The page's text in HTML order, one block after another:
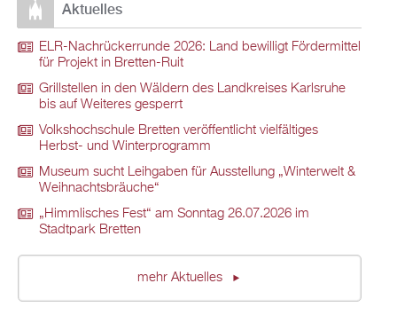
Aktuelles
ELR-Nachrückerrunde 2026: Land bewilligt Fördermittel
für Projekt in Bretten-Ruit
Grillstellen in den Wäldern des Landkreises Karlsruhe
bis auf Weiteres gesperrt
Volkshochschule Bretten veröffentlicht vielfältiges
Herbst- und Winterprogramm
Museum sucht Leihgaben für Ausstellung „Winterwelt &
Weihnachtsbräuche“
„Himmlisches Fest“ am Sonntag 26.07.2026 im
Stadtpark Bretten
mehr Aktuelles